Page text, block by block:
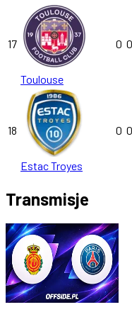
17
Toulouse
0 0
18
Estac Troyes
0 0
Transmisje